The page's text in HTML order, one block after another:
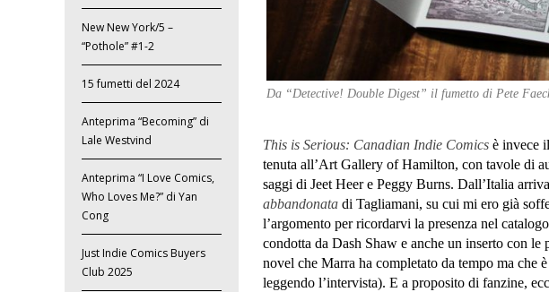
Da “Detective! Double Digest” il fumetto di Pete
This is Serious: Canadian Indie Comics è invece
tenuta all’Art Gallery of Hamilton, con tavole di
saggi di Jeet Heer e Peggy Burns. Dall’Italia
abbandonata di Tagliamani, su cui mi ero già
l’argomento per ricordarvi la presenza nel
condotta da Dash Shaw e anche un inserto con
novel che Marra ha completato da tempo ma che
leggendo l’intervista). E a proposito di fanzine,
New New York/5 –
“Pothole” #1-2
15 fumetti del 2024
Anteprima “Becoming” di
Lale Westvind
Anteprima “I Love Comics,
Who Loves Me?” di Yan
Cong
Just Indie Comics Buyers
Club 2025